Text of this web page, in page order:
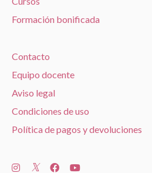
Formación bonificada
Contacto
Equipo docente
Aviso legal
Condiciones de uso
Política de pagos y devoluciones